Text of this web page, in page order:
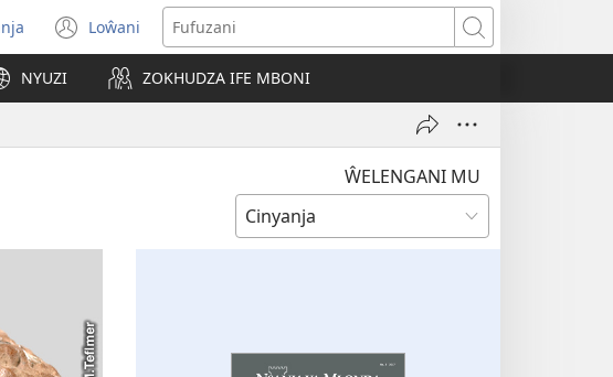
Loŵani
(opens
new
window)
Fufuzani
NYUZI ZOKHUDZA IFE MBONI
ŴELENGANI MU